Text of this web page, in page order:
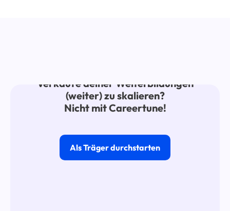
Verkäufe deiner Weiterbildungen
(weiter) zu skalieren?
Nicht mit Careertune!
Als Träger durchstarten